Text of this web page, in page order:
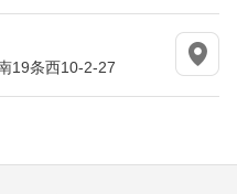
19条西10-2-27